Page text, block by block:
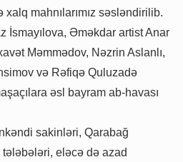
xalq mahnılarımız səsləndirilib.
İsmayılova, Əməkdar artist Anar
Məmmədov, Nəzrin Aslanlı,
və Rəfiqə Quluzadə
əsl bayram ab-havası
sakinləri, Qarabağ
eləcə də azad